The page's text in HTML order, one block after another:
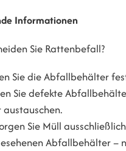
Informationen
Sie Rattenbefall?
Sie die Abfallbehälter
Sie defekte
austauschen.
Sie Müll
Abfallbehälter –